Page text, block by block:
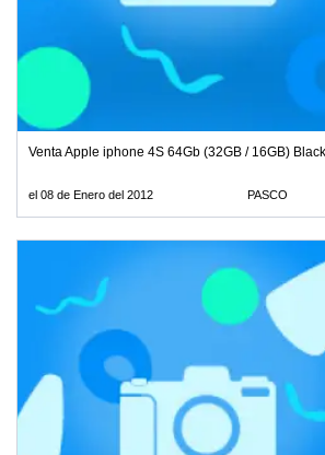
Venta Apple iphone 4S 64Gb (32GB / 16GB)
el 08 de Enero del 2012 PASCO